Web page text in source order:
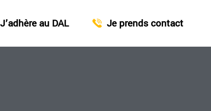
au DAL Je prends contact